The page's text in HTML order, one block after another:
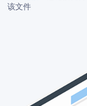
该文件